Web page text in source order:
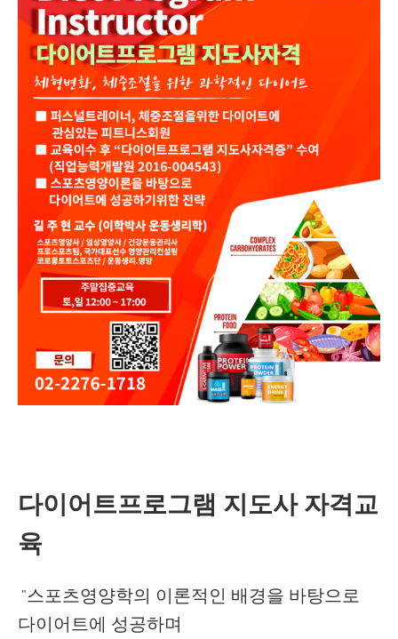
다이어트프로그램 지도사 자격교
육
"스포츠영양학의 이론적인 배경을 바탕으로
다이어트에 성공하며